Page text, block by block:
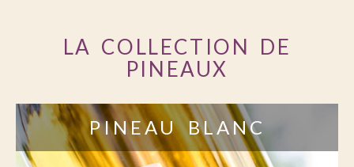
LA COLLECTION DE
PINEAUX
PINEAU BLANC